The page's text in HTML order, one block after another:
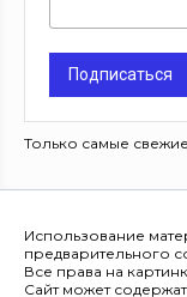
Подписаться
Только самые
Использование
предварительного
Все права на
Сайт может